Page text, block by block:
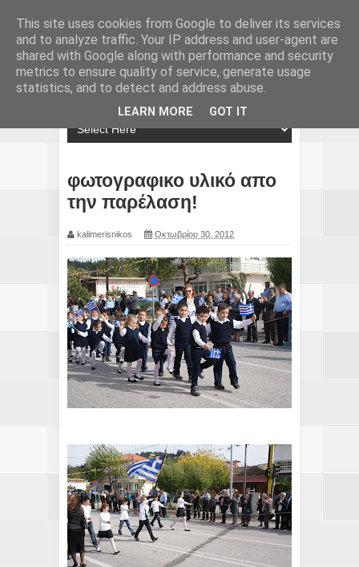
φωτογραφικο υλικό απο
την παρέλαση!
kalimerisnikos Οκτωβρίου 30, 2012
This site uses cookies from Google to deliver its services
and to analyze traffic. Your IP address and user-agent are
shared with Google along with performance and security
metrics to ensure quality of service, generate usage
statistics, and to detect and address abuse.
LEARN MORE GOT IT